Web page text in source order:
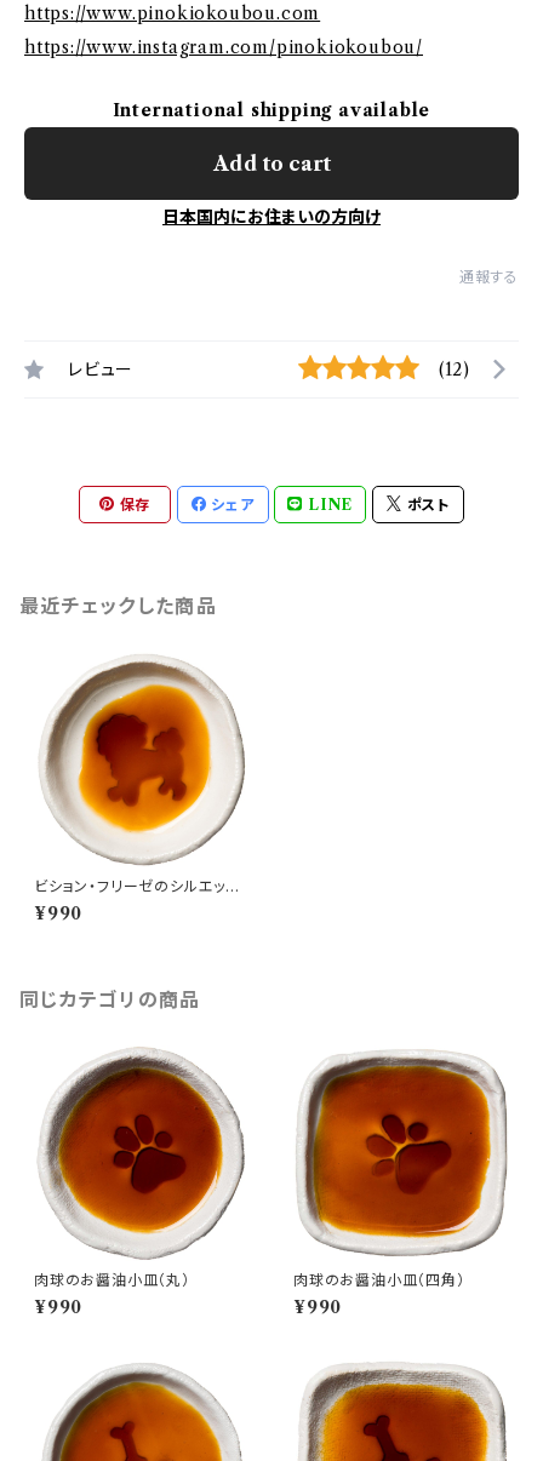
https://www.pinokiokoubou.com
https://www.instagram.com/pinokiokoubou/
International shipping available
Add to cart
日本国内にお住まいの方向け
通報する
レビュー (12)
保存 シェア LINE ポスト
最近チェックした商品
ビション・フリーゼのシルエット
が浮かぶお醤油小皿（丸）
¥990
同じカテゴリの商品
肉球のお醤油小皿（丸）
¥990
肉球のお醤油小皿（四角）
¥990